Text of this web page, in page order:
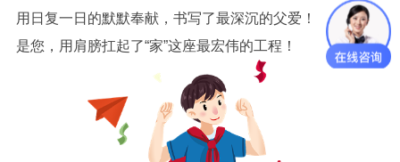
用日复一日的默默奉献，书写了最深沉的父爱！
是您，用肩膀扛起了“家”这座最宏伟的工程！